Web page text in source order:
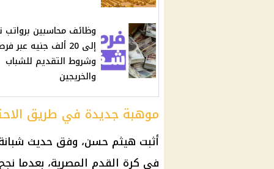
وظائف محاسبين
إلى 20 ألف جنيه عبر
وشروط التقديم للشباب
والخريجين
موهبة جديدة في طريق
أثبت هيثم حسن، وفق حديث
في كرة القدم المصرية، بعدما